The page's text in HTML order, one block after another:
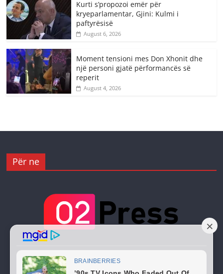
Kurti s’propozoi emër për
kryeparlamentar, Gjini: Kulmi i
paftyrësisë
August 6, 2026
Moment tensioni mes Don Xhonit dhe
një personi gjatë përformancës së
reperit
August 4, 2026
Për ne